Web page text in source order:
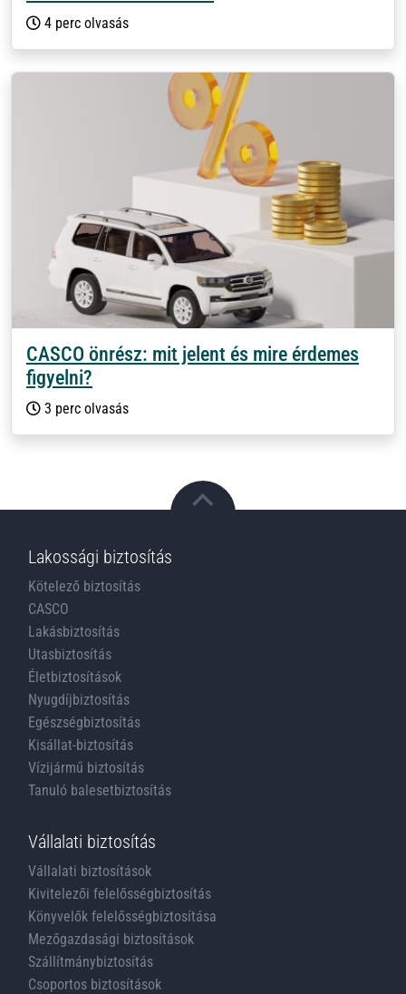
4 perc olvasás
CASCO önrész: mit jelent és mire érdemes
figyelni?
3 perc olvasás
Lakossági biztosítás
Kötelező biztosítás
CASCO
Lakásbiztosítás
Utasbiztosítás
Életbiztosítások
Nyugdíjbiztosítás
Egészségbiztosítás
Kisállat-biztosítás
Vízijármű biztosítás
Tanuló balesetbiztosítás
Vállalati biztosítás
Vállalati biztosítások
Kivitelezői felelősségbiztosítás
Könyvelők felelősségbiztosítása
Mezőgazdasági biztosítások
Szállítmánybiztosítás
Csoportos biztosítások